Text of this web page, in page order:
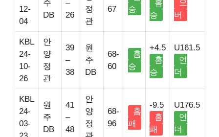
12-
04
주
DB
–
26
정
관
67
승
홈
승
오
버
KBL
24-
10-
26
안
양
정
관
39
–
38
원
주
DB
68-
60
홈
승
+4.5
홈
승
U161.5
언
더
KBL
24-
03-
원
주
DB
41
–
48
안
양
정
68-
96
홈
패
-9.5
홈
패
U176.5
언
더